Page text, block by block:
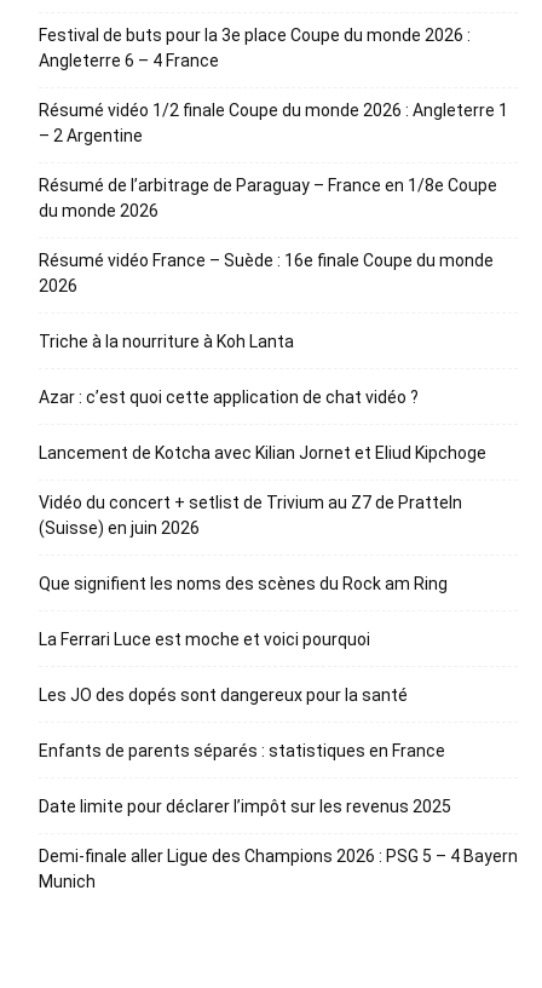
Festival de buts pour la 3e place Coupe du monde 2026 :
Angleterre 6 – 4 France
Résumé vidéo 1/2 finale Coupe du monde 2026 : Angleterre 1
– 2 Argentine
Résumé de l’arbitrage de Paraguay – France en 1/8e Coupe
du monde 2026
Résumé vidéo France – Suède : 16e finale Coupe du monde
2026
Triche à la nourriture à Koh Lanta
Azar : c’est quoi cette application de chat vidéo ?
Lancement de Kotcha avec Kilian Jornet et Eliud Kipchoge
Vidéo du concert + setlist de Trivium au Z7 de Pratteln
(Suisse) en juin 2026
Que signifient les noms des scènes du Rock am Ring
La Ferrari Luce est moche et voici pourquoi
Les JO des dopés sont dangereux pour la santé
Enfants de parents séparés : statistiques en France
Date limite pour déclarer l’impôt sur les revenus 2025
Demi-finale aller Ligue des Champions 2026 : PSG 5 – 4 Bayern
Munich